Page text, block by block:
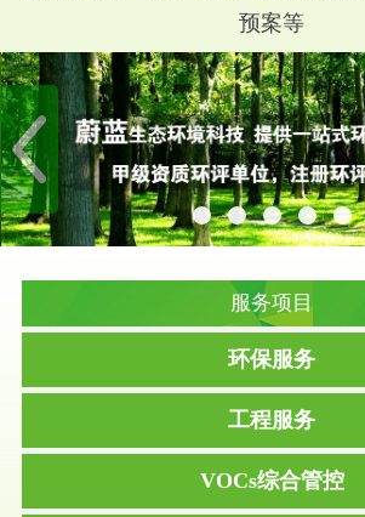
预案等
服务项目
环保服务
工程服务
VOCs综合管控